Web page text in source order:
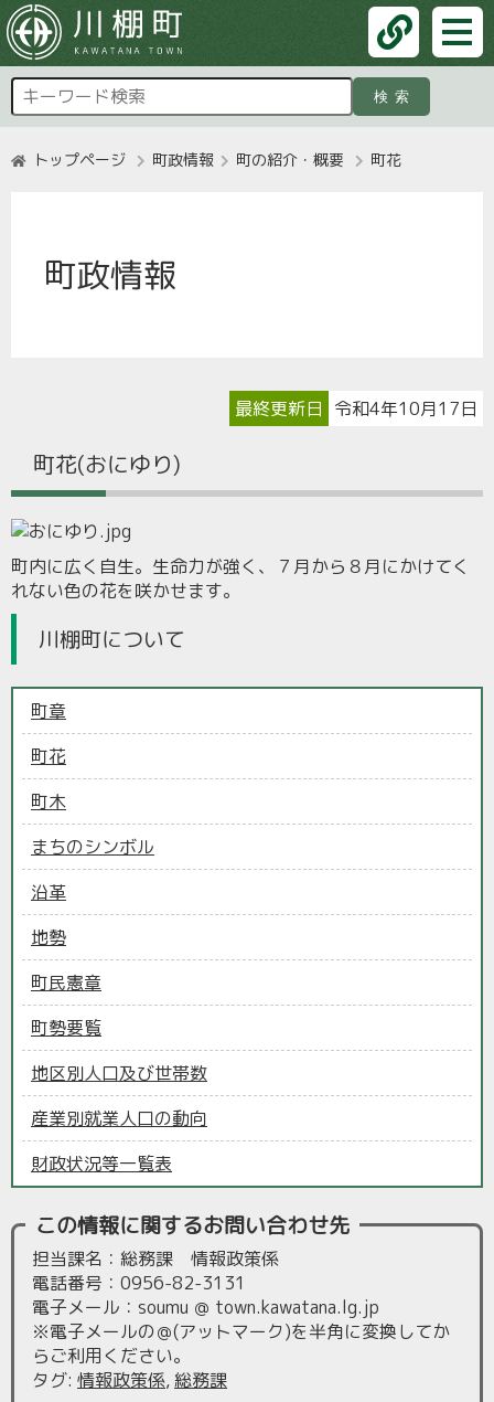
検索
トップページ 町政情報 町の紹介・概要 町花
町政情報
最終更新日 令和4年10月17日
町花(おにゆり)
町内に広く自生。生命力が強く、７月から８月にかけてく
れない色の花を咲かせます。
川棚町について
町章
町花
町木
まちのシンボル
沿革
地勢
町民憲章
町勢要覧
地区別人口及び世帯数
産業別就業人口の動向
財政状況等一覧表
この情報に関するお問い合わせ先
担当課名：総務課 情報政策係
電話番号：0956-82-3131
電子メール：soumu ＠ town.kawatana.lg.jp
※電子メールの＠(アットマーク)を半角に変換してか
らご利用ください。
タグ: 情報政策係,総務課